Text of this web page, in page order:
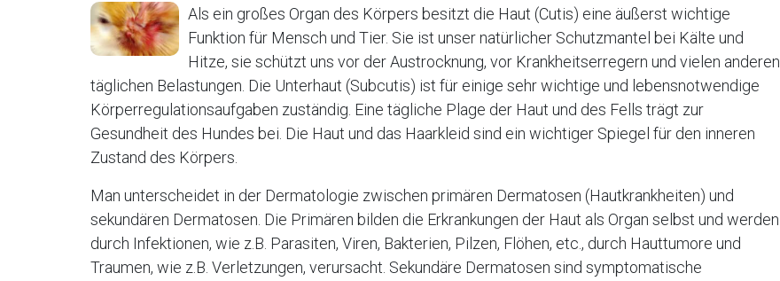
Als ein großes Organ des Körpers besitzt die Haut (Cutis) eine äußerst wichtige
Funktion für Mensch und Tier. Sie ist unser natürlicher Schutzmantel bei Kälte und
Hitze, sie schützt uns vor der Austrocknung, vor Krankheitserregern und vielen anderen
täglichen Belastungen. Die Unterhaut (Subcutis) ist für einige sehr wichtige und lebensnotwendige
Körperregulationsaufgaben zuständig. Eine tägliche Plage der Haut und des Fells trägt zur
Gesundheit des Hundes bei. Die Haut und das Haarkleid sind ein wichtiger Spiegel für den inneren
Zustand des Körpers.
Man unterscheidet in der Dermatologie zwischen primären Dermatosen (Hautkrankheiten) und
sekundären Dermatosen. Die Primären bilden die Erkrankungen der Haut als Organ selbst und werden
durch Infektionen, wie z.B. Parasiten, Viren, Bakterien, Pilzen, Flöhen, etc., durch Hauttumore und
Traumen, wie z.B. Verletzungen, verursacht. Sekundäre Dermatosen sind symptomatische